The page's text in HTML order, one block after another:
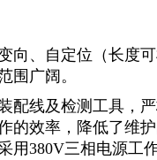
向、自定位（长度
围广阔。
配线及检测工具，
的效率，降低了维
用380V三相电源工